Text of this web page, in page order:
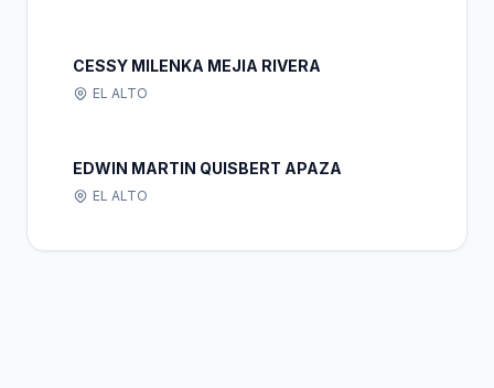
CESSY MILENKA MEJIA RIVERA
EL ALTO
EDWIN MARTIN QUISBERT APAZA
EL ALTO